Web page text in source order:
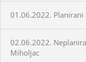
01.06.2022.
02.06.2022.
Miholjac